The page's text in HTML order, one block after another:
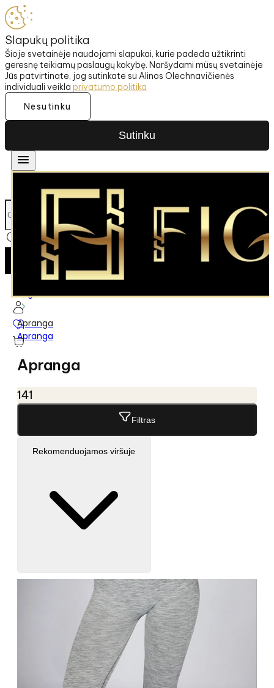
Slapukų politika
Šioje svetainėje naudojami slapukai, kurie padeda užtikrinti
geresnę teikiamų paslaugų kokybę. Naršydami müsų svetainėje
Jūs patvirtinate, jog sutinkate su Alinos Olechnavičienės
individuali veikla privatumo politika
Nesutinku
Sutinku
Pagrindinis
Apranga
Apranga
Apranga
141
Filtras
Rekomenduojamos viršuje